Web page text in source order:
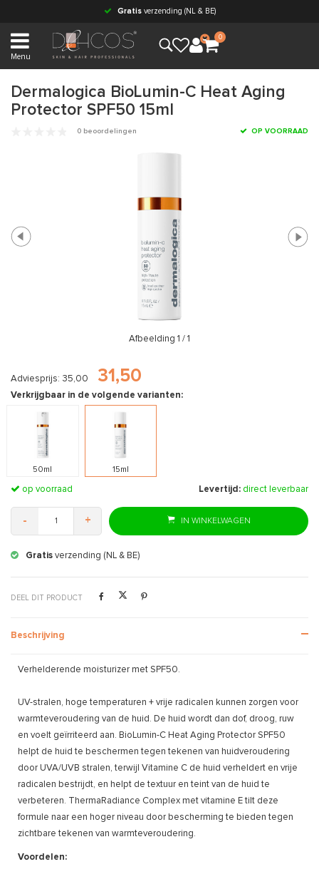
Gratisverzending (NL & BE)
Menu
0
Dermalogica BioLumin-C Heat Aging
Protector SPF50 15ml
0 beoordelingen OP VOORRAAD
Afbeelding 1 / 1
Adviesprijs: 35,00 31,50
Verkrijgbaar in de volgende varianten:
50ml 15ml
op voorraad Levertijd: direct leverbaar
- + IN WINKELWAGEN
Gratis verzending (NL & BE)
DEEL DIT PRODUCT
Beschrijving
Verhelderende moisturizer met SPF50.
UV-stralen, hoge temperaturen + vrije radicalen kunnen zorgen voor
warmteveroudering van de huid. De huid wordt dan dof, droog, ruw
en voelt geïrriteerd aan. BioLumin-C Heat Aging Protector SPF50
helpt de huid te beschermen tegen tekenen van huidveroudering
door UVA/UVB stralen, terwijl Vitamine C de huid verheldert en vrije
radicalen bestrijdt, en helpt de textuur en teint van de huid te
verbeteren. ThermaRadiance Complex met vitamine E tilt deze
formule naar een hoger niveau door bescherming te bieden tegen
zichtbare tekenen van warmteveroudering.
Voordelen: